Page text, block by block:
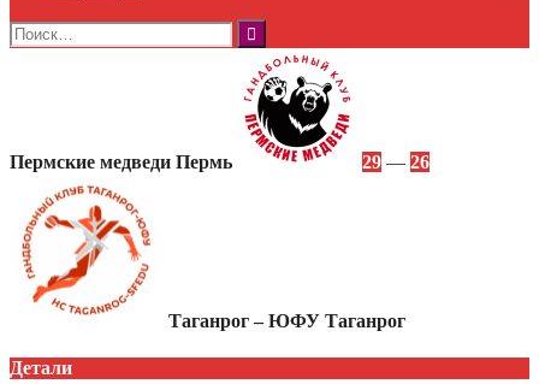
Найти:
Пермские медведи Пермь 29 — 26
Таганрог – ЮФУ Таганрог
Детали